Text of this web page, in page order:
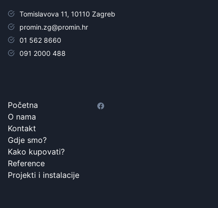
Tomislavova 11, 10110 Zagreb
promin.zg@promin.hr
01 562 8660
091 2000 488
Početna
O nama
Kontakt
Gdje smo?
Kako kupovati?
Reference
Projekti i instalacije